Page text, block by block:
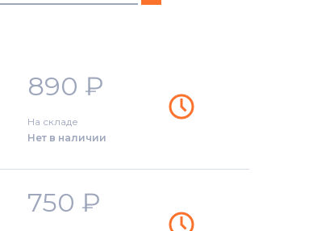
890 ₽
На складе
Нет в наличии
750 ₽